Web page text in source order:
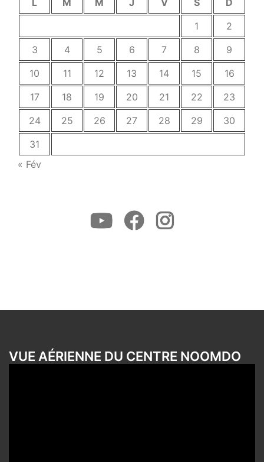
L M M J V S
D
1
2
3
4 5 6 7 8
9
10
11 12 13 14 15
16
17
18 19 20 21 22
23
24
25 26 27 28 29
30
31
« Fév
Youtube FacebookInstagram
VUE AÉRIENNE DU CENTRE NOOMDO